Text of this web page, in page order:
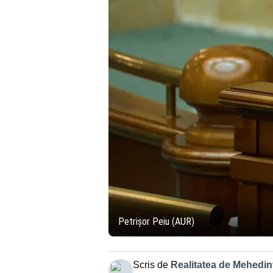
Petrișor Peiu (AUR)
Scris de Realitatea de